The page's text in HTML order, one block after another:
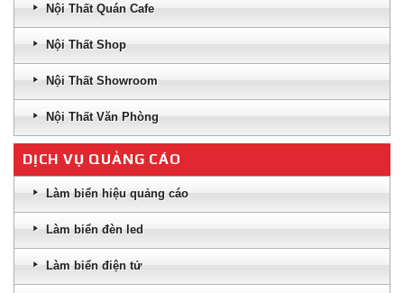
Nội Thất Quán Cafe
Nội Thất Shop
Nội Thất Showroom
Nội Thất Văn Phòng
DỊCH VỤ QUẢNG CÁO
Làm biển hiệu quảng cáo
Làm biển đèn led
Làm biển điện tử